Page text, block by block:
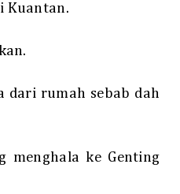
Kuantan.
dari rumah sebab dah
ke Genting